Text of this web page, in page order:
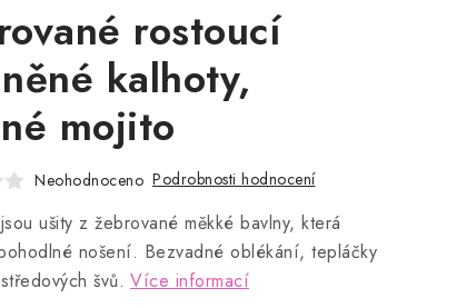
rostoucí
kalhoty,
mojito
Neohodnoceno Podrobnosti hodnocení
ušity z žebrované měkké bavlny, která
nošení. Bezvadné oblékání, tepláčky
švů. Více informací